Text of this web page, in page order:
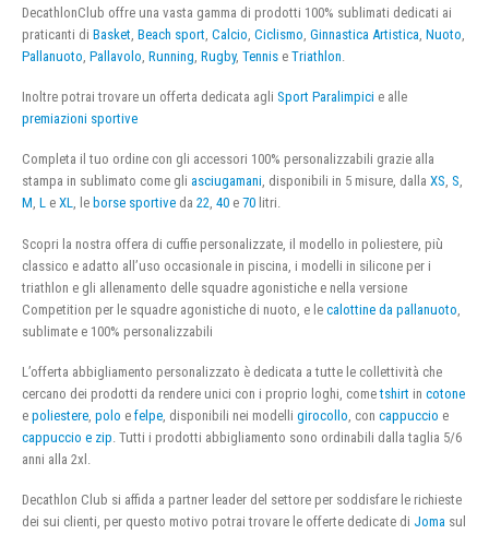
DecathlonClub offre una vasta gamma di prodotti 100% sublimati dedicati ai
praticanti di Basket Beach sport Calcio Ciclismo Ginnastica Artistica Nuoto
Pallanuoto Pallavolo Running Rugby, Tennis e Triathlon
Inoltre potrai trovare un offerta dedicata agli Sport Paralimpici e alle
premiazioni sportive
Completa il tuo ordine con gli accessori 100% personalizzabili grazie alla
stampa in sublimato come gli asciugamani, disponibili in 5 misure, dalla XS, S,
M, L e XL, le borse sportive da 22, 40 e 70 litri.
Scopri la nostra offera di cuffie personalizzate, il modello in poliestere, più
classico e adatto all’uso occasionale in piscina, i modelli in silicone per i
triathlon e gli allenamento delle squadre agonistiche e nella versione
Competition per le squadre agonistiche di nuoto, e le calottine da pallanuoto
sublimate e 100% personalizzabili
L’offerta abbigliamento personalizzato è dedicata a tutte le collettività che
cercano dei prodotti da rendere unici con i proprio loghi, cometshirt in cotone
e poliestere polo e felpe , disponibili nei modelli girocollo , con cappuccio e
cappuccio e zip . Tutti i prodotti abbigliamento sono ordinabili dalla taglia 5/6
anni alla 2xl.
Decathlon Club si affida a partner leader del settore per soddisfare le richieste
dei sui clienti, per questo motivo potrai trovare le offerte dedicate di Joma sul